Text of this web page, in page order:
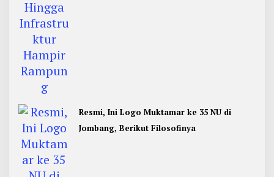
Resmi, Ini Logo Muktamar ke 35 NU di
Jombang, Berikut Filosofinya